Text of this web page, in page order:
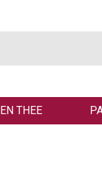
THEE